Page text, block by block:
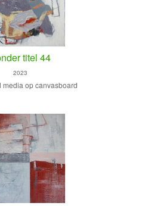
titel 44
2023
media op canvasboard